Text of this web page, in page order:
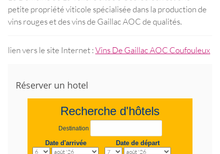
petite propriété viticole spécialisée dans la production de
vins rouges et des vins de Gaillac AOC de qualités.
lien vers le site Internet :Vins De Gaillac AOC Coufouleux
Réserver un hotel
Recherche d'hôtels
Destination
Date d'arrivée Date de départ